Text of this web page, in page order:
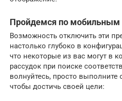
Пройдемся по мобильным
Возможность отключить эти
настолько глубоко в
что некоторые из вас могут в
рассудок при поиске
волнуйтесь, просто
чтобы достичь своей цели: